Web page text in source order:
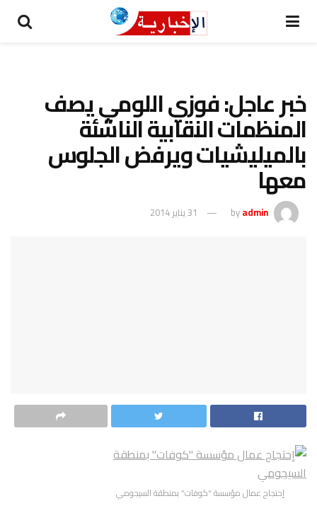
خبر عاجل: فوزي اللومي يصف
المنظمات النقابية الناشئة
بالميليشيات ويرفض الجلوس
معها
byadmin 31 يناير 2014
إحتجاج عمال مؤسسة “كوفات” بمنطقة السيجومي